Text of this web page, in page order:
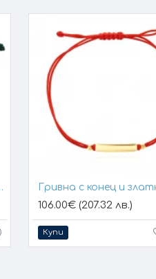
кръст
106.00€ (207.32 лв.)
Купи